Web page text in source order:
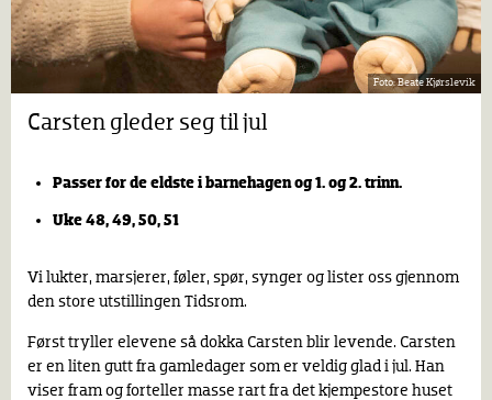
Beate Kjørslevik
Carsten gleder seg til jul
Passer for de eldste i barnehagen og 1. og 2. trinn.
Uke 48, 49, 50, 51
Vi lukter, marsjerer, føler, spør, synger og lister oss gjennom
den store utstillingen Tidsrom.
Først tryller elevene så dokka Carsten blir levende. Carsten
er en liten gutt fra gamledager som er veldig glad i jul. Han
viser fram og forteller masse rart fra det kjempestore huset